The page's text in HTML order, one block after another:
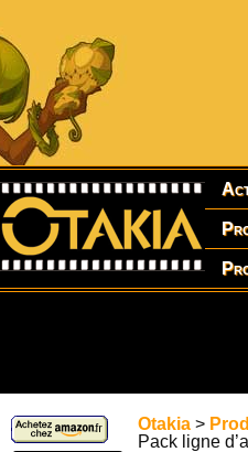
Otakia >
Pack ligne